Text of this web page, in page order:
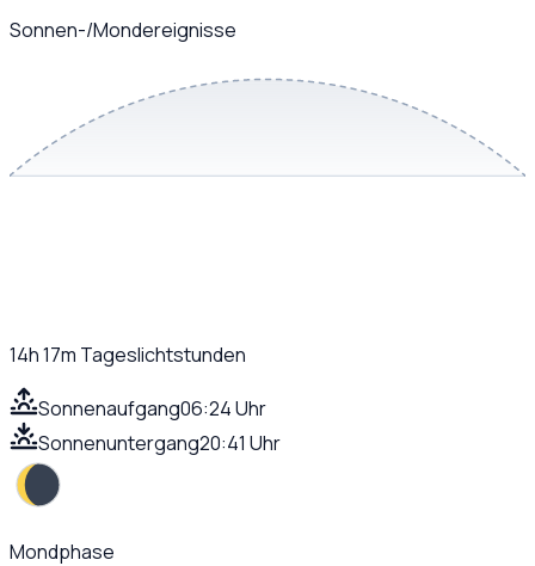
Sonnen-/Mondereignisse
14h 17m Tageslichtstunden
Sonnenaufgang06:24 Uhr
Sonnenuntergang20:41 Uhr
Mondphase